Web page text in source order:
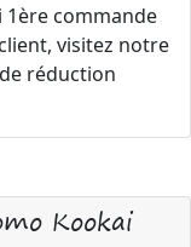
commande
visitez notre
réduction
Kookai